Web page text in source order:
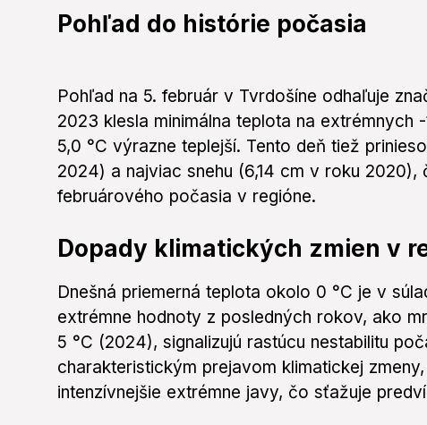
Pohľad do histórie počasia
Pohľad na 5. február v Tvrdošíne odhaľuje
2023 klesla minimálna teplota na extrémnych
5,0 °C výrazne teplejší. Tento deň tiež
2024) a najviac snehu (6,14 cm v roku 2020),
februárového počasia v regióne.
Dopady klimatických zmien v
Dnešná priemerná teplota okolo 0 °C je v
extrémne hodnoty z posledných rokov, ako
5 °C (2024), signalizujú rastúcu nestabilitu
charakteristickým prejavom klimatickej
intenzívnejšie extrémne javy, čo sťažuje